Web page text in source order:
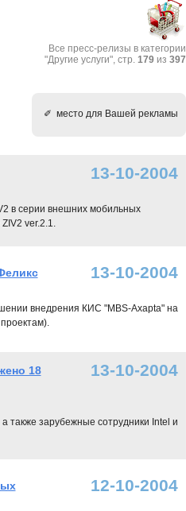
Все пресс-релизы в категории
"Другие услуги", стр. 179из 397
✐ место для Вашей рекламы
13-10-2004
в серии внешних мобильных
ver.2.1.
13-10-2004
внедрения КИС "MBS-Axapta" на
18
13-10-2004
также зарубежные сотрудники Intel и
12-10-2004